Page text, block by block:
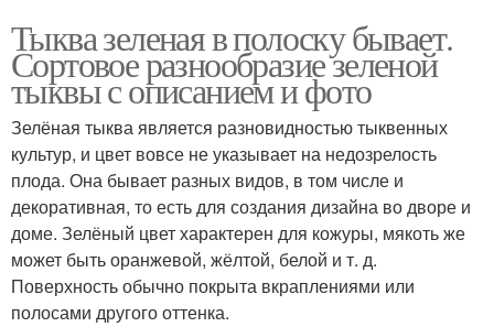
Тыква зеленая в полоску бывает.
Сортовое разнообразие зеленой
тыквы с описанием и фото
Зелёная тыква является разновидностью тыквенных
культур, и цвет вовсе не указывает на недозрелость
плода. Она бывает разных видов, в том числе и
декоративная, то есть для создания дизайна во дворе и
доме. Зелёный цвет характерен для кожуры, мякоть же
может быть оранжевой, жёлтой, белой и т. д.
Поверхность обычно покрыта вкраплениями или
полосами другого оттенка.